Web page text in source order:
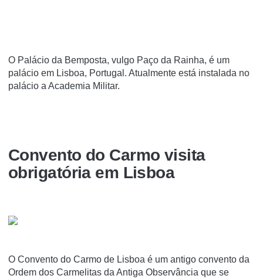
O Palácio da Bemposta, vulgo Paço da Rainha, é um
palácio em Lisboa, Portugal. Atualmente está instalada no
palácio a Academia Militar.
Convento do Carmo visita
obrigatória em Lisboa
O Convento do Carmo de Lisboa é um antigo convento da
Ordem dos Carmelitas da Antiga Observância que se